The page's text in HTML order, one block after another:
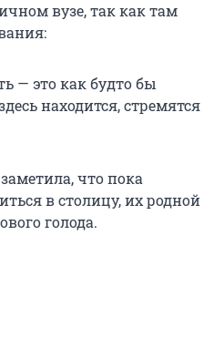
вузе, так как там
— это как будто бы
находится, стремятся
что пока
в столицу, их родной
голода.